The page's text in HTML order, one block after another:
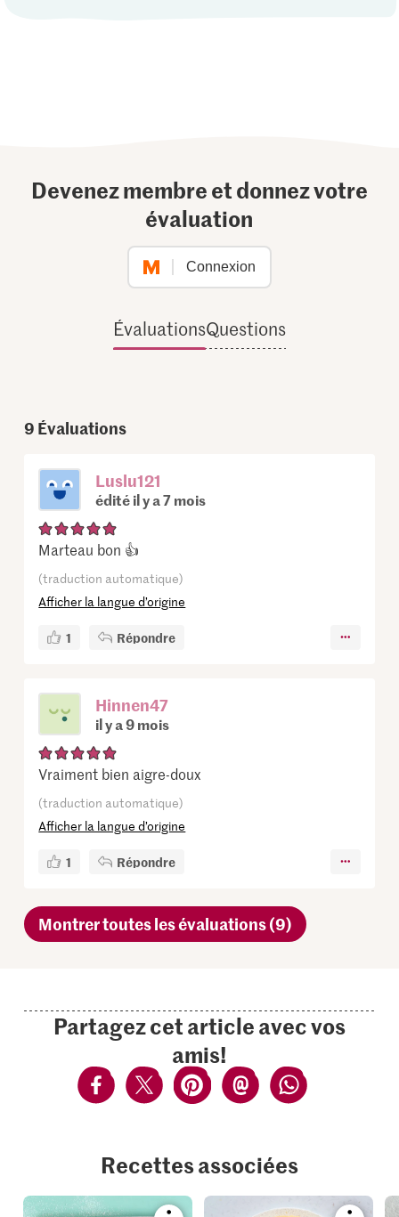
Devenez membre et donnez votre
évaluation
Connexion
ÉvaluationsQuestions
9 Évaluations
Luslu121
édité il y a 7 mois
Marteau bon 👍
(traduction automatique)
Afficher la langue d’origine
1 Répondre
Hinnen47
il y a 9 mois
Vraiment bien aigre-doux
(traduction automatique)
Afficher la langue d’origine
1 Répondre
Montrer toutes les évaluations (9)
Partagez cet article avec vos
amis!
Recettes associées